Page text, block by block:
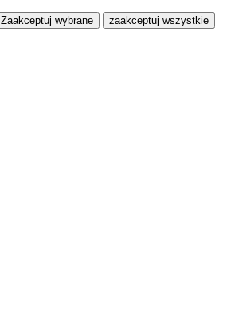
Zaakceptuj wybrane zaakceptuj wszystkie